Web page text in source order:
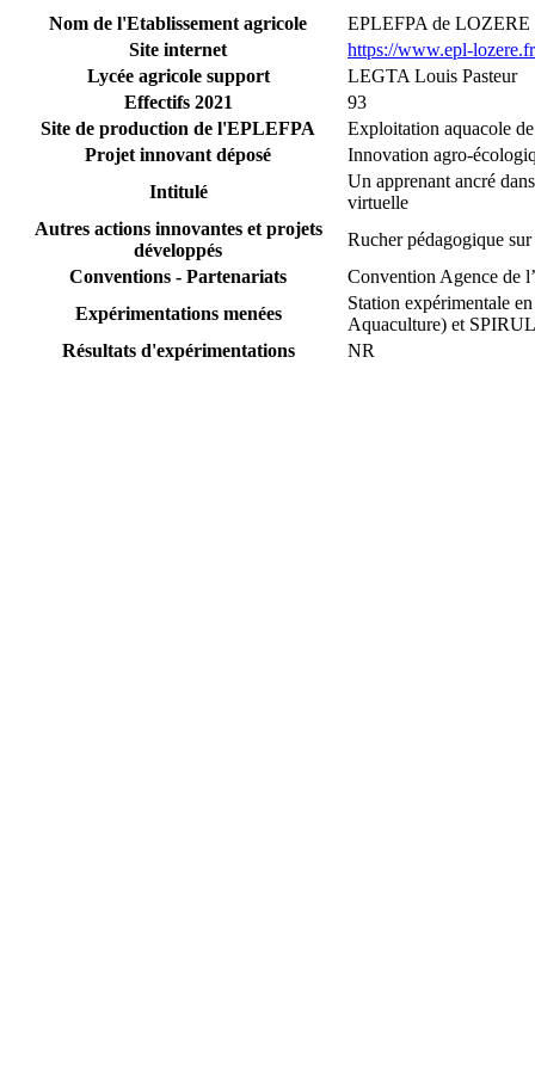
Nom de l'Etablissement agricole
EPLEFPA de LOZERE
Site internet
https://www.epl-
Lycée agricole support
LEGTA Louis Pasteur
Effectifs 2021
93
Site de production de l'EPLEFPA
Exploitation aquacole
Projet innovant déposé
Innovation agro-
Intitulé
Un apprenant ancré
virtuelle
Autres actions innovantes et projets
développés
Rucher pédagogique
Conventions - Partenariats
Convention Agence de
Expérimentations menées
Station expérimentale
Aquaculture) et
Résultats d'expérimentations
NR